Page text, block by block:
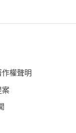
作權聲明
案